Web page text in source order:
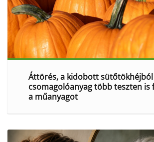
Áttörés, a kidobott
csomagolóanyag több teszten is
a műanyagot